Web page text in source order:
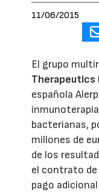
11/06/2015
El grupo
Therapeutics
española
bacterianas,
millones de
de los
el contrato
pago